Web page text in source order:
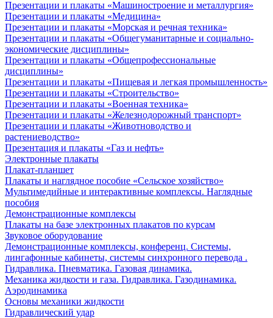
Презентации и плакаты «Машиностроение и металлургия»
Презентации и плакаты «Медицина»
Презентации и плакаты «Морская и речная техника»
Презентации и плакаты «Общегуманитарные и социально-
экономические дисциплины»
Презентации и плакаты «Общепрофессиональные
дисциплины»
Презентации и плакаты «Пищевая и легкая промышленность»
Презентации и плакаты «Строительство»
Презентации и плакаты «Военная техника»
Презентации и плакаты «Железнодорожный транспорт»
Презентации и плакаты «Животноводство и
растениеводство»
Презентация и плакаты «Газ и нефть»
Электронные плакаты
Плакат-планшет
Плакаты и наглядное пособие «Сельское хозяйство»
Мультимедийные и интерактивные комплексы. Наглядные
пособия
Демонстрационные комплексы
Плакаты на базе электронных плакатов по курсам
Звуковое оборудование
Демонстрационные комплексы, конференц. Системы,
лингафонные кабинеты, системы синхронного перевода .
Гидравлика. Пневматика. Газовая динамика.
Механика жидкости и газа. Гидравлика. Газодинамика.
Аэродинамика
Основы механики жидкости
Гидравлический удар